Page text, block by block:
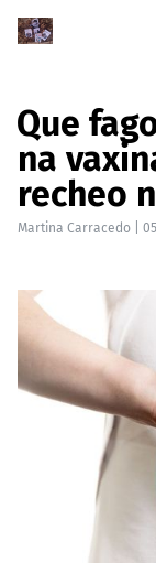
Que
na
recheo
Martina Carracedo